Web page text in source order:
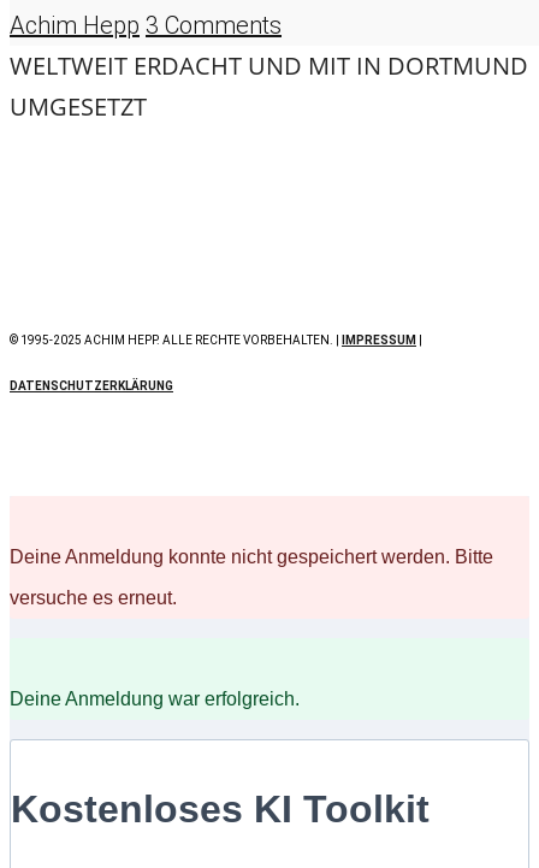
Achim Hepp 3 Comments
WELTWEIT ERDACHT UND MIT IN DORTMUND
UMGESETZT
© 1995-2025 ACHIM HEPP. ALLE RECHTE VORBEHALTEN. | IMPRESSUM
DATENSCHUTZERKLÄRUNG
Deine Anmeldung konnte nicht gespeichert werden. Bitte
versuche es erneut.
Deine Anmeldung war erfolgreich.
Kostenloses KI Toolkit